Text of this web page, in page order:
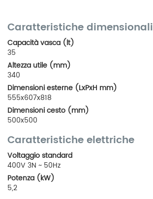
Caratteristiche dimensionali
Capacità vasca (lt)
35
Altezza utile (mm)
340
Dimensioni esterne (LxPxH mm)
555x607x818
Dimensioni cesto (mm)
500x500
Caratteristiche elettriche
Voltaggio standard
400V 3N ~ 50Hz
Potenza (kW)
5,2